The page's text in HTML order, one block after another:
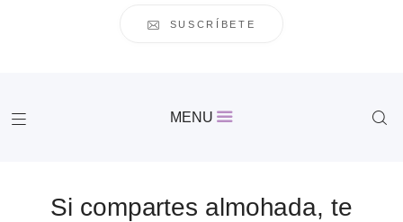
SUSCRÍBETE
MENU
Si compartes almohada, te